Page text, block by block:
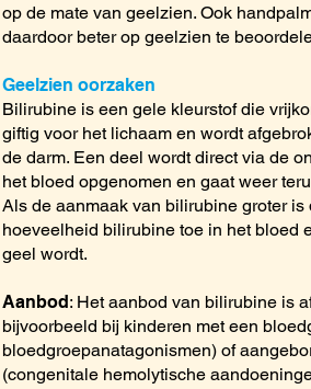
op de mate van geelzien. Ook
daardoor beter op geelzien te
Geelzien oorzaken
Bilirubine is een gele kleurstof die
giftig voor het lichaam en wordt
de darm. Een deel wordt direct via de
het bloed opgenomen en gaat weer
Als de aanmaak van bilirubine groter
hoeveelheid bilirubine toe in het bloed
geel wordt.
Aanbod: Het aanbod van bilirubine is
bijvoorbeeld bij kinderen met een
bloedgroepanatagonismen) of
(congenitale hemolytische